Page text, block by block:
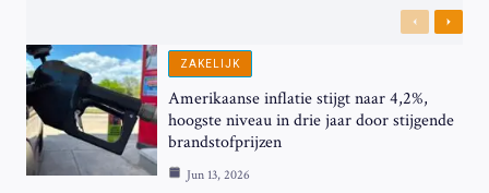
Previous
Next
ZAKELIJK
Amerikaanse inflatie stijgt naar 4,2%,
hoogste niveau in drie jaar door stijgende
brandstofprijzen
Jun 13, 2026